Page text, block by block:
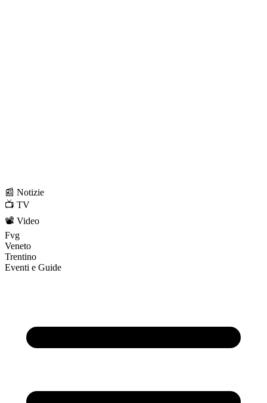
📰 Notizie
📺 TV
📽️ Video
Fvg
Veneto
Trentino
Eventi e Guide